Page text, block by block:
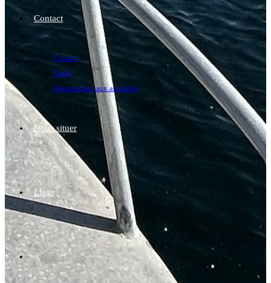
Contact
Contact
Tarifs
Abonnement aux actualités
Nous situer
Liens
Toggle